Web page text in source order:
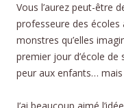
Vous l’aurez peut-être
professeure des écoles
monstres qu’elles
premier jour d’école
peur aux enfants…